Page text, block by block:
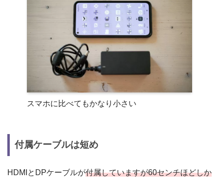
スマホに比べてもかなり小さい
付属ケーブルは短め
HDMIとDPケーブルが付属していますが60センチほどしか